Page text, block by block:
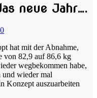
neue Jahr….
0
hat mit der Abnahme,
von 82,9 auf 86,6 kg
wegbekommen habe,
und wieder mal
Konzept auszuarbeiten